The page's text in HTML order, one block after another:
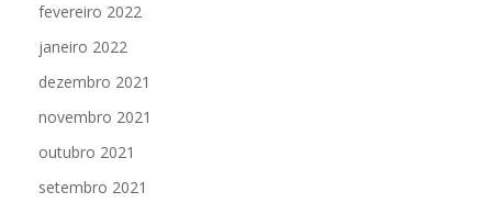
fevereiro 2022
janeiro 2022
dezembro 2021
novembro 2021
outubro 2021
setembro 2021